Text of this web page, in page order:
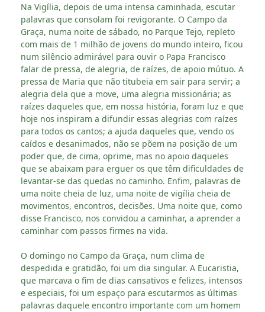
Na Vigília, depois de uma intensa caminhada, escutar
palavras que consolam foi revigorante. O Campo da
Graça, numa noite de sábado, no Parque Tejo, repleto
com mais de 1 milhão de jovens do mundo inteiro, ficou
num silêncio admirável para ouvir o Papa Francisco
falar de pressa, de alegria, de raízes, de apoio mútuo. A
pressa de Maria que não titubeia em sair para servir; a
alegria dela que a move, uma alegria missionária; as
raízes daqueles que, em nossa história, foram luz e que
hoje nos inspiram a difundir essas alegrias com raízes
para todos os cantos; a ajuda daqueles que, vendo os
caídos e desanimados, não se põem na posição de um
poder que, de cima, oprime, mas no apoio daqueles
que se abaixam para erguer os que têm dificuldades de
levantar-se das quedas no caminho. Enfim, palavras de
uma noite cheia de luz, uma noite de vigília cheia de
movimentos, encontros, decisões. Uma noite que, como
disse Francisco, nos convidou a caminhar, a aprender a
caminhar com passos firmes na vida.
O domingo no Campo da Graça, num clima de
despedida e gratidão, foi um dia singular. A Eucaristia,
que marcava o fim de dias cansativos e felizes, intensos
e especiais, foi um espaço para escutarmos as últimas
palavras daquele encontro importante com um homem